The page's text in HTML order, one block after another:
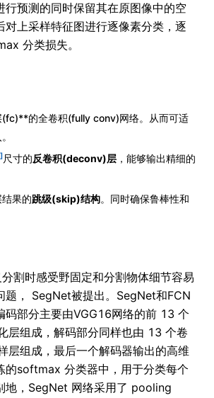
行预测的同时保留其在原图像中的空
对上采样特征图进行逐像素分类，逐
分类损失。
的全卷积(fully conv)网络。从而可适
尺寸的反卷积(deconv)层 ，能够输出精细的
果的跳级(skip)结构。同时确保鲁棒性和
割时感受野固定和分割物体细节容易
题， SegNet被提出。SegNet和FCN
码部分主要由VGG16网络的前 13 个
层组成，解码部分同样也由 13 个卷
层组成，最后一个解码器输出的高维
的softmax 分类器中，用于分类每个
地，SegNet 网络采用了 pooling